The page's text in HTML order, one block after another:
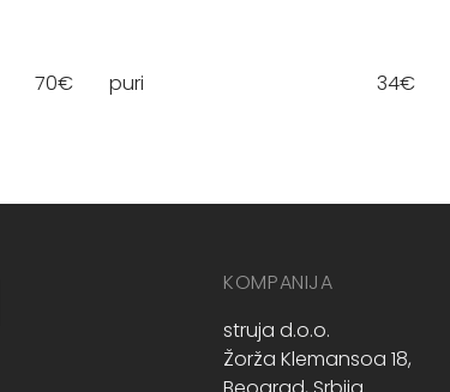
70€ puri 34€
KOMPANIJA
struja d.o.o.
Žorža Klemansoa 18,